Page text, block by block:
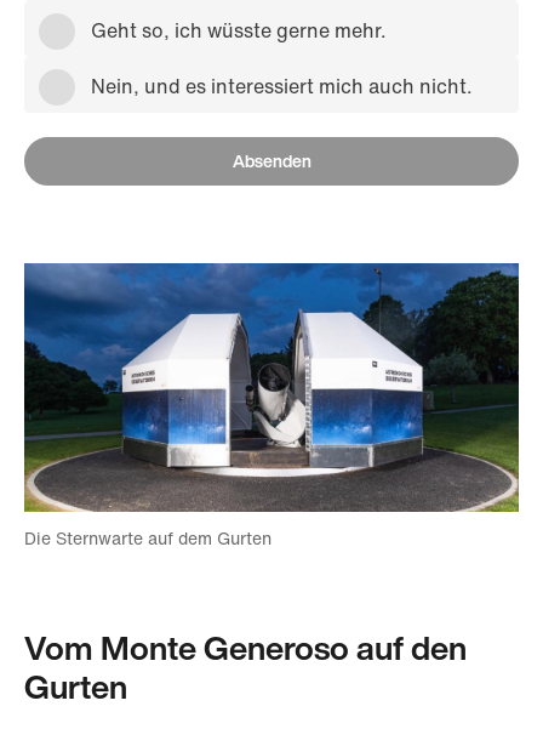
Geht so, ich wüsste gerne mehr.
Nein, und es interessiert mich auch nicht.
Absenden
Die Sternwarte auf dem Gurten
Vom Monte Generoso auf den
Gurten